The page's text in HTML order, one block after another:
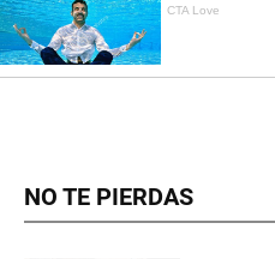
NO TE PIERDAS